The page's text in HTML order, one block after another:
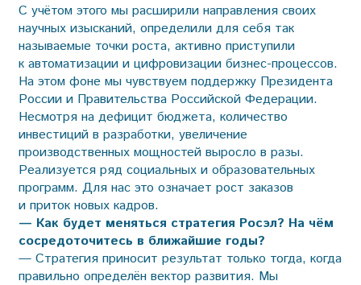
С учётом этого мы расширили направления своих
научных изысканий, определили для себя так
называемые точки роста, активно приступили
к автоматизации и цифровизации бизнес-процессов.
На этом фоне мы чувствуем поддержку Президента
России и Правительства Российской Федерации.
Несмотря на дефицит бюджета, количество
инвестиций в разработки, увеличение
производственных мощностей выросло в разы.
Реализуется ряд социальных и образовательных
программ. Для нас это означает рост заказов
и приток новых кадров.
— Как будет меняться стратегия Росэл? На чём
сосредоточитесь в ближайшие годы?
— Стратегия приносит результат только тогда, когда
правильно определён вектор развития. Мы